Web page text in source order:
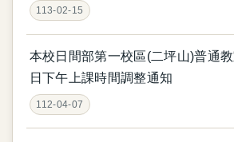
113-02-15
本校日間部第一校區(二坪山)普通
日下午上課時間調整通知
112-04-07